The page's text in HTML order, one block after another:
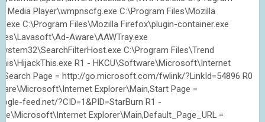
Media Player\wmpnscfg.exe C:\Program Files\Mozilla
C:\Program Files\Mozilla Firefox\plugin-container.exe
Aware\AAWTray.exe
C:\Program Files\Trend
R1 - HKCU\Software\Microsoft\Internet
Page = http://go.microsoft.com/fwlink/?LinkId=54896 R0
Explorer\Main,Start Page =
feed.net/?CID=1&PID=StarBurn R1 -
Explorer\Main,Default_Page_URL =